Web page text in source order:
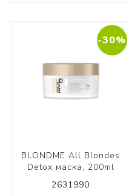
-30%
BLONDME All Blondes
Detox маска, 200ml
2631990